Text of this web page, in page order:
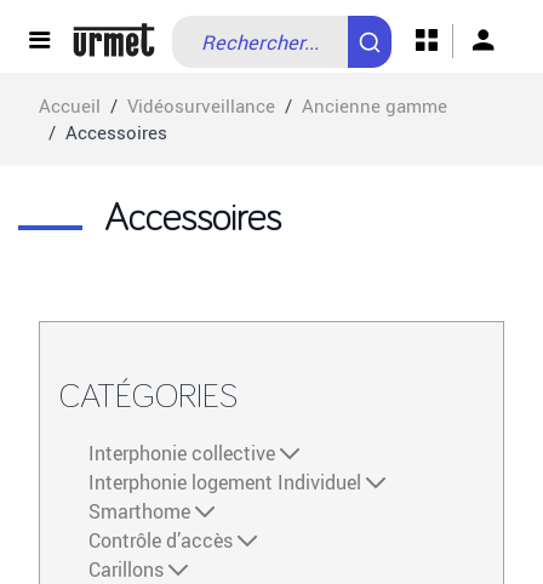
Allez au contenu
Accueil / Vidéosurveillance / Ancienne gamme
/ Accessoires
Accessoires
CATÉGORIES
Interphonie collective
Interphonie logement Individuel
Smarthome
Contrôle d’accès
Carillons